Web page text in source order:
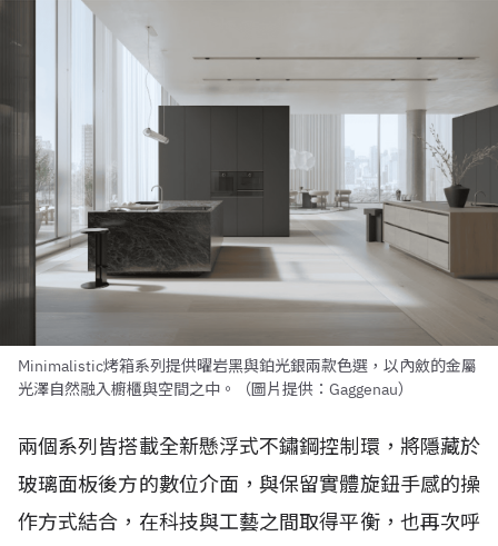
Minimalistic烤箱系列提供曜岩黑與鉑光銀兩款色選，以內斂的金屬
光澤自然融入櫥櫃與空間之中。（圖片提供：Gaggenau）
兩個系列皆搭載全新懸浮式不鏽鋼控制環，將隱藏於
玻璃面板後方的數位介面，與保留實體旋鈕手感的操
作方式結合，在科技與工藝之間取得平衡，也再次呼